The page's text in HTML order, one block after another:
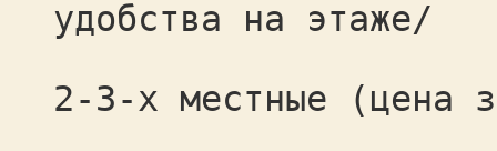
удобства на этаже/
2-3-х местные (цена